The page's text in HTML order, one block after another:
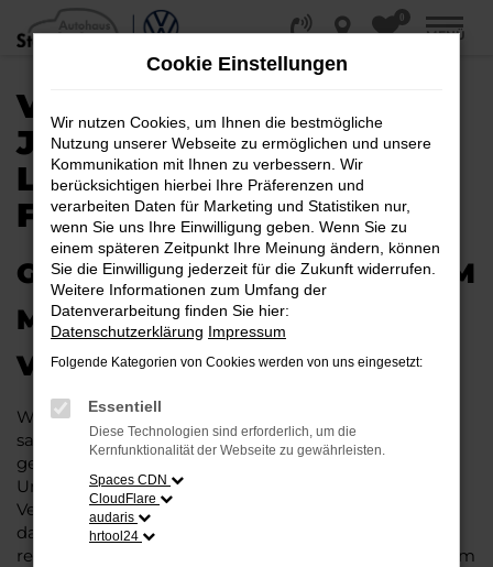
Zum
Hauptinhalt
0
MENÜ
VW TIGUAN
JAHRESWAGEN |
LIEFERSERVICE NACH
FRANKFURT AM MAIN
GAS GEBEN IN FRANKFURT AM
MAIN – VIELLEICHT BALD IM
VW TIGUAN JAHRESWAGEN
Wer Argumente für einen VW Tiguan Jahreswagen
sammelt, wird schnell fündig. Das Fahrzeug ist wie
geschaffen für Fahrten in Frankfurt am Main und
Umgebung und überzeugt durch seine erstklassige
Verarbeitung und die Liebe zum Detail. Hinzu kommt,
dass in puncto Ausstattung in dieser Fahrzeugklasse
regelrecht Maßstäbe gesetzt werden, was sich vor allem
Cookie Einstellungen
Wir nutzen Cookies, um Ihnen die bestmögliche
Nutzung unserer Webseite zu ermöglichen und unsere
Kommunikation mit Ihnen zu verbessern. Wir
berücksichtigen hierbei Ihre Präferenzen und
verarbeiten Daten für Marketing und Statistiken nur,
wenn Sie uns Ihre Einwilligung geben. Wenn Sie zu
einem späteren Zeitpunkt Ihre Meinung ändern, können
Sie die Einwilligung jederzeit für die Zukunft widerrufen.
Weitere Informationen zum Umfang der
Datenverarbeitung finden Sie hier:
Datenschutzerklärung Impressum
Folgende Kategorien von Cookies werden von uns eingesetzt:
Essentiell
Diese Technologien sind erforderlich, um die
Kernfunktionalität der Webseite zu gewährleisten.
Spaces CDN
CloudFlare
audaris
hrtool24